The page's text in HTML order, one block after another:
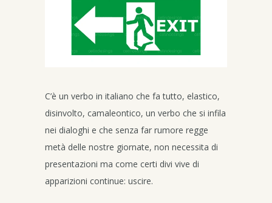
C’è un verbo in italiano che fa tutto, elastico,
disinvolto, camaleontico, un verbo che si infila
nei dialoghi e che senza far rumore regge
metà delle nostre giornate, non necessita di
presentazioni ma come certi divi vive di
apparizioni continue: uscire.